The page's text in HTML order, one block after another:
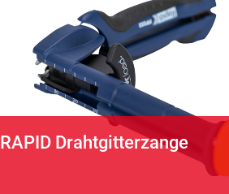
RAPID Drahtgitterzange